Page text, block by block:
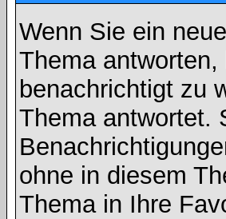
Wenn Sie ein
Thema
benachrichtigt zu
Thema antwortet.
ohne in diesem
Thema in Ihre